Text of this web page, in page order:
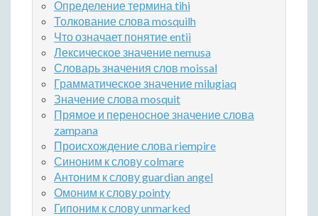
Определение термина tihi
Толкование слова mosquilh
Что означает понятие entii
Лексическое значение nemusa
Словарь значения слов moissal
Грамматическое значение milugiaq
Значение слова mosquit
Прямое и переносное значение слова
zampana
Происхождение слова riempire
Синоним к слову colmare
Антоним к слову guardian angel
Омоним к слову pointy
Гипоним к слову unmarked